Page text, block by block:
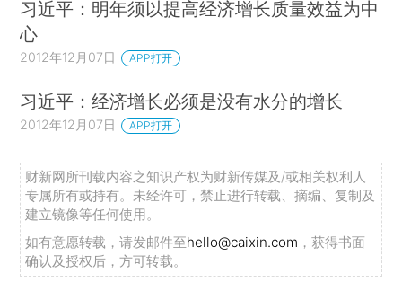
习近平：明年须以提高经济增长质量效益为中
心
2012年12月07日 APP打开
习近平：经济增长必须是没有水分的增长
2012年12月07日 APP打开
财新网所刊载内容之知识产权为财新传媒及/或相关权利人
专属所有或持有。未经许可，禁止进行转载、摘编、复制及
建立镜像等任何使用。
如有意愿转载，请发邮件至hello@caixin.com ，获得书面
确认及授权后，方可转载。